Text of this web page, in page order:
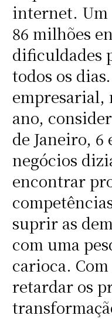
internet. Um
86 milhões
dificuldades
todos os
empresarial,
ano,
de Janeiro, 6
negócios
encontrar
suprir as
com uma
carioca.
retardar os